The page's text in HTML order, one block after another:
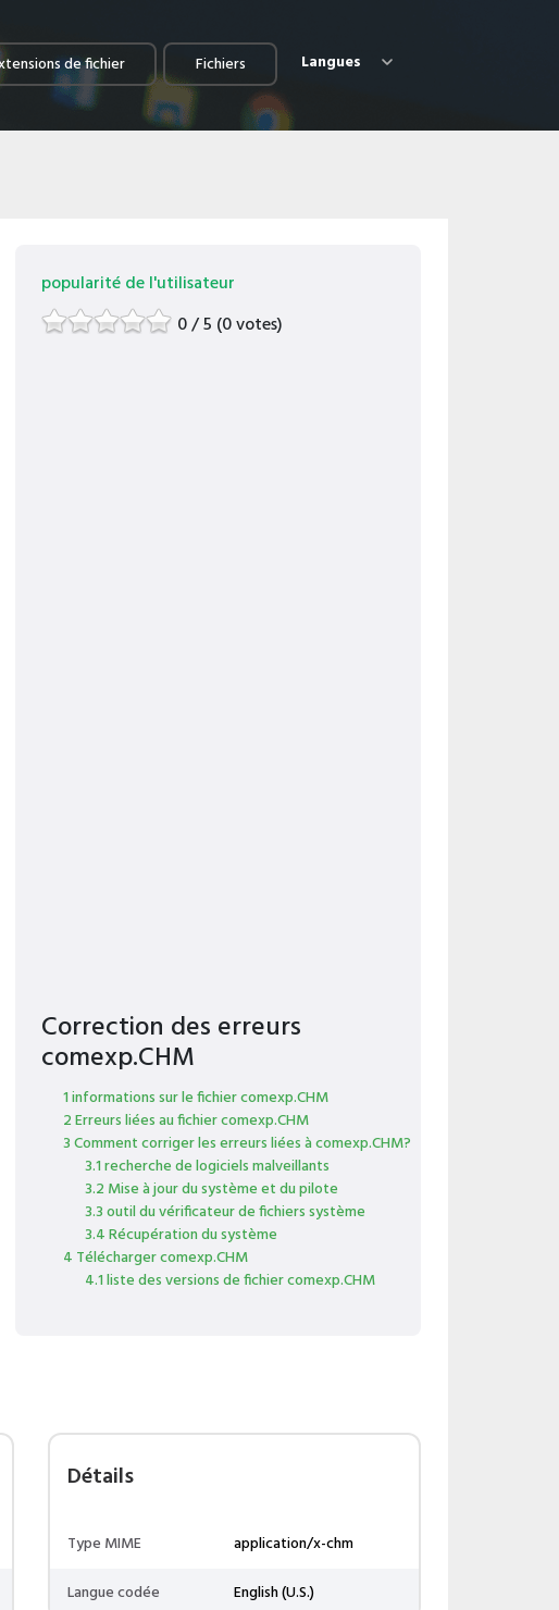
de fichier Fichiers Langues
popularité de l'utilisateur
0 / 5 (0 votes)
Correction des erreurs
comexp.CHM
1 informations sur le fichier comexp.CHM
2 Erreurs liées au fichier comexp.CHM
3 Comment corriger les erreurs liées à comexp.CHM?
3.1 recherche de logiciels malveillants
3.2 Mise à jour du système et du pilote
3.3 outil du vérificateur de fichiers système
3.4 Récupération du système
4 Télécharger comexp.CHM
4.1 liste des versions de fichier comexp.CHM
Détails
Type MIME
application/x-chm
Langue codée
English (U.S.)